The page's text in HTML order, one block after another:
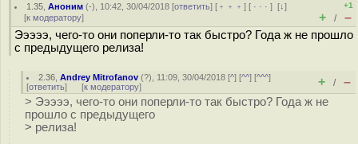
1.35 ,Аноним (-), 10:42, 30/04/2018 [ответить] [ ﹢﹢﹢] [ · · ·][↓]
[к модератору]
+1
+ / –
Эээээ, чего-то они поперли-то так быстро? Года ж не прошло
с предыдущего релиза!
2.36 ,Andrey Mitrofanov (?), 11:09, 30/04/2018 [^] [^^] [^^^]
[ответить] [к модератору] + / –
> Эээээ, чего-то они поперли-то так быстро? Года ж не
прошло с предыдущего
> релиза!